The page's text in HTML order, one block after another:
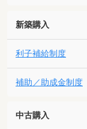
新築購入
利子補給制度
補助／助成金制度
中古購入